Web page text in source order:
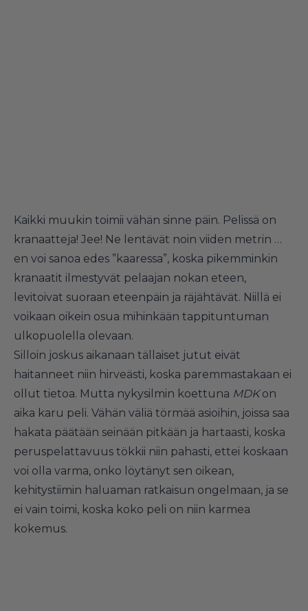
Kaikki muukin toimii vähän sinne päin. Pelissä on
kranaatteja! Jee! Ne lentävät noin viiden metrin …
en voi sanoa edes ”kaaressa”, koska pikemminkin
kranaatit ilmestyvät pelaajan nokan eteen,
levitoivat suoraan eteenpäin ja räjähtävät. Niillä ei
voikaan oikein osua mihinkään tappituntuman
ulkopuolella olevaan.
Silloin joskus aikanaan tällaiset jutut eivät
haitanneet niin hirveästi, koska paremmastakaan ei
ollut tietoa. Mutta nykysilmin koettuna MDKon
aika karu peli. Vähän väliä törmää asioihin, joissa saa
hakata päätään seinään pitkään ja hartaasti, koska
peruspelattavuus tökkii niin pahasti, ettei koskaan
voi olla varma, onko löytänyt sen oikean,
kehitystiimin haluaman ratkaisun ongelmaan, ja se
ei vain toimi, koska koko peli on niin karmea
kokemus.